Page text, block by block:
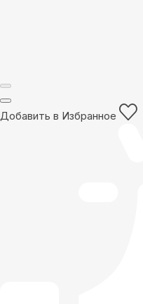
Добавить в Избранное